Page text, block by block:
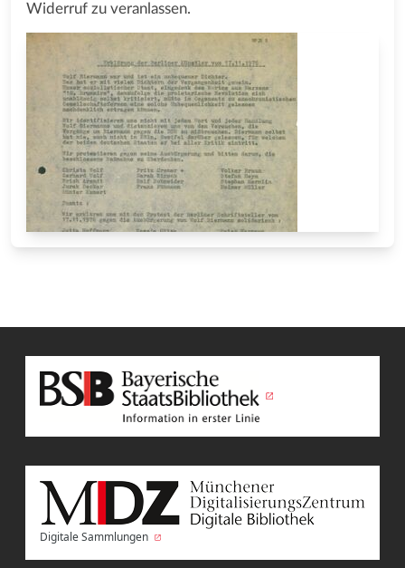
Widerruf zu veranlassen.
Digitale Sammlungen